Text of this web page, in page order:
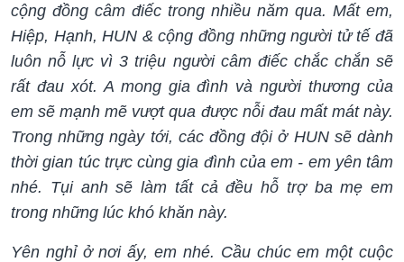
cộng đồng câm điếc trong nhiều năm qua. Mất em,
Hiệp, Hạnh, HUN & cộng đồng những người tử tế đã
luôn nỗ lực vì 3 triệu người câm điếc chắc chắn sẽ
rất đau xót. A mong gia đình và người thương của
em sẽ mạnh mẽ vượt qua được nỗi đau mất mát này.
Trong những ngày tới, các đồng đội ở HUN sẽ dành
thời gian túc trực cùng gia đình của em - em yên tâm
nhé. Tụi anh sẽ làm tất cả đều hỗ trợ ba mẹ em
trong những lúc khó khăn này.
Yên nghỉ ở nơi ấy, em nhé. Cầu chúc em một cuộc